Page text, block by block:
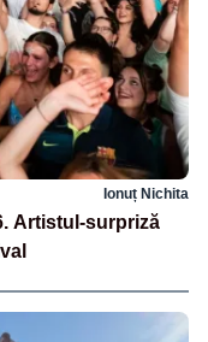
Ionuț Nichita
Artistul-surpriză